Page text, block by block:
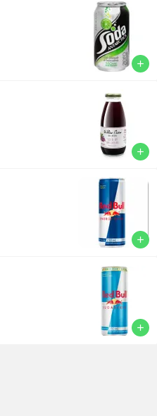
add
add
add
add